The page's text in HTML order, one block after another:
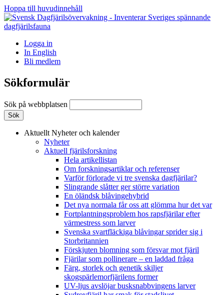
Hoppa till huvudinnehåll
Logga in
In English
Bli medlem
Sökformulär
Sök på webbplatsen
Aktuellt Nyheter och kalender
Nyheter
Aktuell fjärilsforskning
Hela artikellistan
Om forskningsartiklar och referenser
Varför förlorade vi tre svenska dagfjärilar?
Slingrande slåtter ger större variation
En öländsk blåvingehybrid
Det nya normala får oss att glömma hur det var
Fortplantningsproblem hos rapsfjärilar efter
värmestress som larver
Svenska svartfläckiga blåvingar sprider sig i
Storbritannien
Förskjuten blomning som försvar mot fjäril
Fjärilar som pollinerare – en laddad fråga
Färg, storlek och genetik skiljer
skogspärlemorfjärilens former
UV-ljus avslöjar busksnabbvingens larver